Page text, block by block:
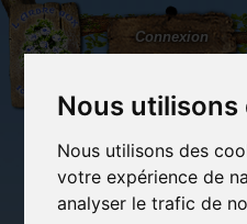
Nous utilisons
Nous utilisons des
votre expérience de
analyser le trafic de
L'Arbre
aux
100.000
Connexion
(vide)